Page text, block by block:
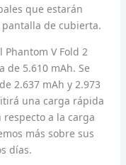
que estarán
de cubierta.
V Fold 2
5.610 mAh. Se
2.637 mAh y 2.973
una carga rápida
a la carga
más sobre sus
días.